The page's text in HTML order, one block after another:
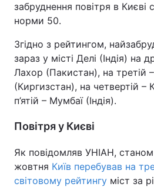
забруднення повітря в Києві
норми 50.
Згідно з рейтингом,
зараз у місті Делі (Індія) на
Лахор (Пакистан), на третій
(Киргизстан), на четвертій –
п’ятій – Мумбаї (Індія).
Повітря у Києві
Як повідомляв УНІАН,
жовтня Київ перебував на
світовому рейтингу міст за